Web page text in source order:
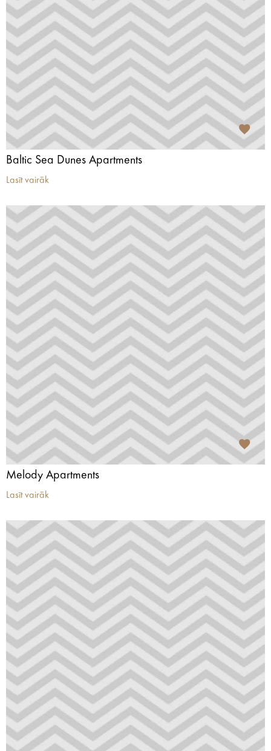
Baltic Sea Dunes Apartments
Lasīt vairāk
Melody Apartments
Lasīt vairāk